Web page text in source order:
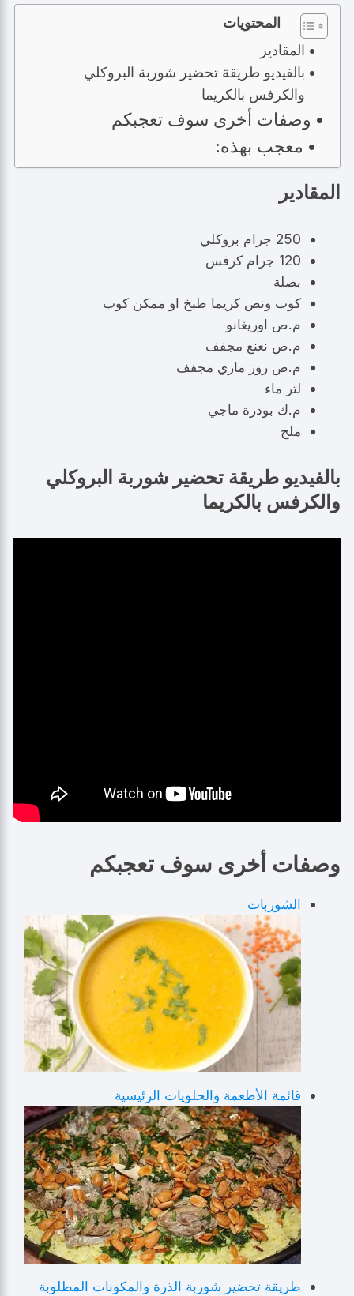
المحتويات
المقادير
بالفيديو طريقة تحضير شوربة البروكلي
والكرفس بالكريما
وصفات أخرى سوف تعجبكم
معجب بهذه:
المقادير
250 جرام بروكلي
120 جرام كرفس
بصلة
كوب ونص كريما طبخ او ممكن كوب
م.ص اوريغانو
م.ص نعنع مجفف
م.ص روز ماري مجفف
لتر ماء
م.ك بودرة ماجي
ملح
بالفيديو طريقة تحضير شوربة البروكلي
والكرفس بالكريما
وصفات أخرى سوف تعجبكم
الشوربات
قائمة الأطعمة والحلويات الرئيسية
طريقة تحضير شوربة الذرة والمكونات المطلوبة